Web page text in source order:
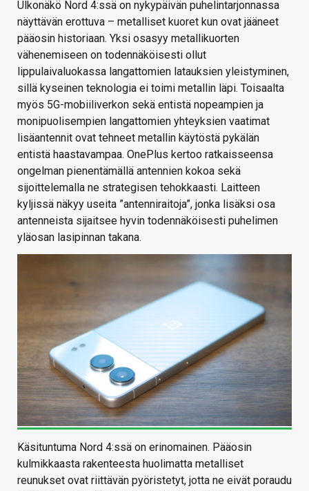
Ulkonäkö Nord 4:ssä on nykypäivän puhelintarjonnassa
näyttävän erottuva – metalliset kuoret kun ovat jääneet
pääosin historiaan. Yksi osasyy metallikuorten
vähenemiseen on todennäköisesti ollut
lippulaivaluokassa langattomien latauksien yleistyminen,
sillä kyseinen teknologia ei toimi metallin läpi. Toisaalta
myös 5G-mobiiliverkon sekä entistä nopeampien ja
monipuolisempien langattomien yhteyksien vaatimat
lisäantennit ovat tehneet metallin käytöstä pykälän
entistä haastavampaa. OnePlus kertoo ratkaisseensa
ongelman pienentämällä antennien kokoa sekä
sijoittelemalla ne strategisen tehokkaasti. Laitteen
kyljissä näkyy useita ”antenniraitoja”, jonka lisäksi osa
antenneista sijaitsee hyvin todennäköisesti puhelimen
yläosan lasipinnan takana.
Käsituntuma Nord 4:ssä on erinomainen. Pääosin
kulmikkaasta rakenteesta huolimatta metalliset
reunukset ovat riittävän pyöristetyt, jotta ne eivät poraudu